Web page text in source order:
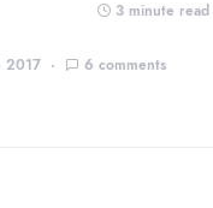
3 minute read
2017 6 comments